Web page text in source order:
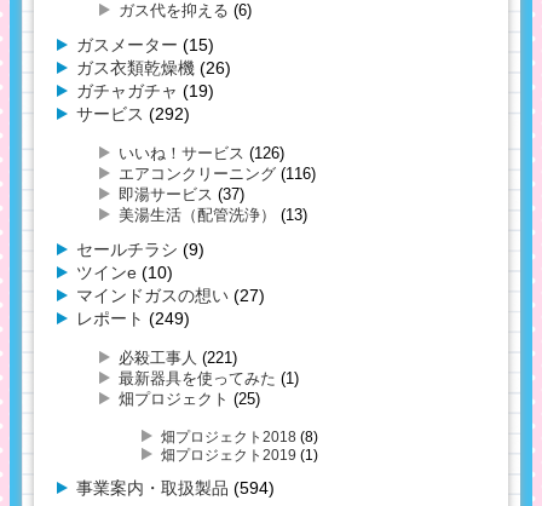
ガス代を抑える (6)
ガスメーター (15)
ガス衣類乾燥機 (26)
ガチャガチャ (19)
サービス (292)
いいね！サービス (126)
エアコンクリーニング (116)
即湯サービス (37)
美湯生活（配管洗浄）
(13)
セールチラシ (9)
ツインe (10)
マインドガスの想い (27)
レポート (249)
必殺工事人 (221)
最新器具を使ってみた (1)
畑プロジェクト (25)
畑プロジェクト2018 (8)
畑プロジェクト2019 (1)
事業案内・取扱製品 (594)